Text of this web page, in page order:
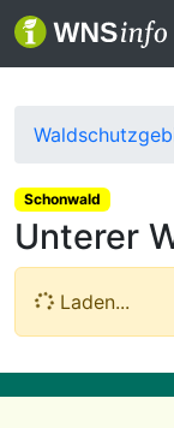
Schonwald
Unterer
Laden...